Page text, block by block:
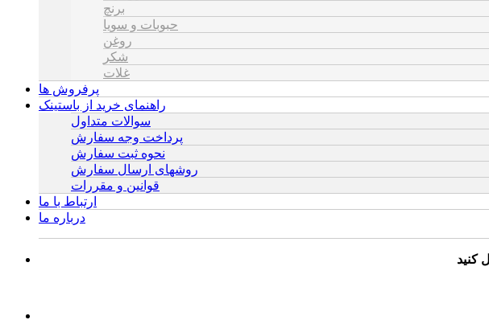
برنچ
حبوبات و سویا
روغن
شکر
غلات
پرفروش ها
راهنمای خرید از باستینک
سوالات متداول
پرداخت وجه سفارش
نحوه ثبت سفارش
روشهای ارسال سفارش
قوانین و مقررات
ارتباط با ما
درباره ما